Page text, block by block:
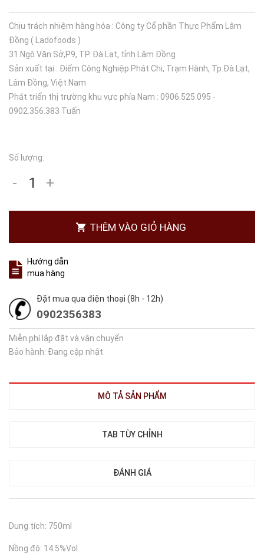
Chịu trách nhiệm hàng hóa : Công ty Cổ phần Thực Phẩm Lâm
Đồng ( Ladofoods )
31 Ngô Văn Sở,P9, TP. Đà Lạt, tỉnh Lâm Đồng
Sản xuất tại : Điểm Công Nghiệp Phát Chi, Trạm Hành, Tp.Đà Lạt,
Lâm Đồng, Việt Nam
Phát triển thị trường khu vực phía Nam : 0906.525.095 -
0902.356.383 Tuấn
Số lượng:
- +
THÊM VÀO GIỎ HÀNG
Hướng dẫn
mua hàng
Đặt mua qua điện thoại (8h - 12h)
0902356383
Miễn phí lắp đặt và vận chuyển
Bảo hành: Đang cập nhật
MÔ TẢ SẢN PHẨM
TAB TÙY CHỈNH
ĐÁNH GIÁ
Dung tích: 750ml
Nồng độ: 14.5%Vol